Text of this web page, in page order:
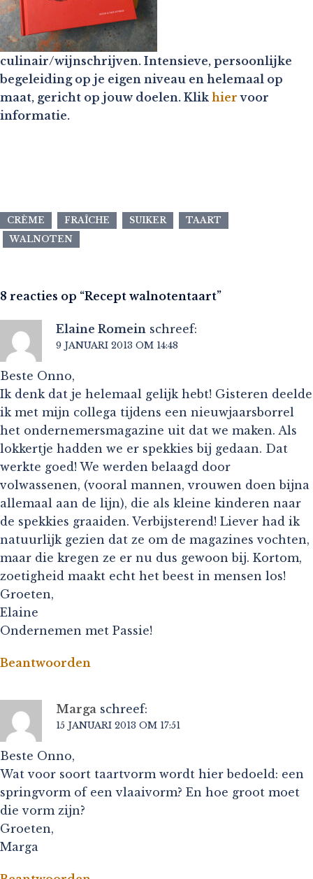
culinair/wijnschrijven. Intensieve, persoonlijke
begeleiding op je eigen niveau en helemaal op
maat, gericht op jouw doelen. Klik hier voor
informatie.
CRÈME FRAÎCHE SUIKER
TAART
WALNOTEN
8 reacties op “Recept walnotentaart”
Elaine Romein schreef:
9 JANUARI 2013 OM 14:48
Beste Onno,
Ik denk dat je helemaal gelijk hebt! Gisteren deelde
ik met mijn collega tijdens een nieuwjaarsborrel
het ondernemersmagazine uit dat we maken. Als
lokkertje hadden we er spekkies bij gedaan. Dat
werkte goed! We werden belaagd door
volwassenen, (vooral mannen, vrouwen doen bijna
allemaal aan de lijn), die als kleine kinderen naar
de spekkies graaiden. Verbijsterend! Liever had ik
natuurlijk gezien dat ze om de magazines vochten,
maar die kregen ze er nu dus gewoon bij. Kortom,
zoetigheid maakt echt het beest in mensen los!
Groeten,
Elaine
Ondernemen met Passie!
Beantwoorden
Marga schreef:
15 JANUARI 2013 OM 17:51
Beste Onno,
Wat voor soort taartvorm wordt hier bedoeld: een
springvorm of een vlaaivorm? En hoe groot moet
die vorm zijn?
Groeten,
Marga